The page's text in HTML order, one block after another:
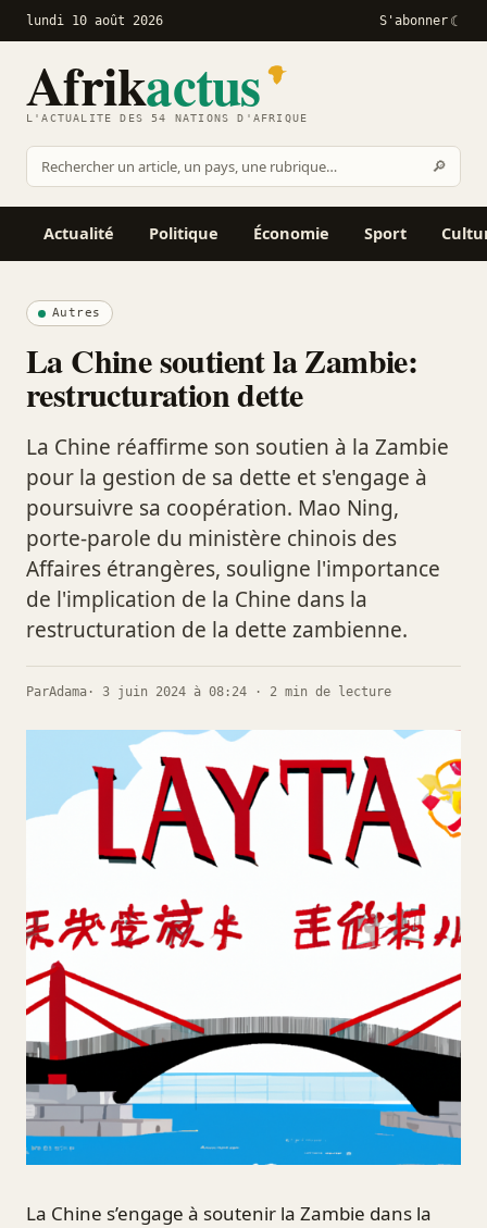
lundi 10 août 2026 S'abonner
Afrikactus
L'ACTUALITÉ DES 54 NATIONS D'AFRIQUE
Rechercher
sur
Afrikactus
🔎
Actualité Politique Économie Sport
Autres
La Chine soutient la Zambie:
restructuration dette
La Chine réaffirme son soutien à la Zambie
pour la gestion de sa dette et s'engage à
poursuivre sa coopération. Mao Ning,
porte-parole du ministère chinois des
Affaires étrangères, souligne l'importance
de l'implication de la Chine dans la
restructuration de la dette zambienne.
ParAdama · 3 juin 2024 à 08:24 · 2 min de lecture
La Chine s’engage à soutenir la Zambie dans la